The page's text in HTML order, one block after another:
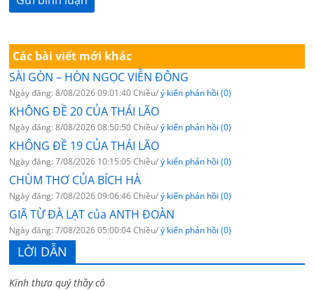
Các bài viết mới khác
SÀI GÒN – HÒN NGỌC VIỄN ĐÔNG
Ngày đăng: 8/08/2026 09:01:40 Chiều/ý kiến phản hồi (0)
KHÔNG ĐỀ 20 CỦA THÁI LÃO
Ngày đăng: 8/08/2026 08:50:50 Chiều/ý kiến phản hồi (0)
KHÔNG ĐỀ 19 CỦA THÁI LÃO
Ngày đăng: 7/08/2026 10:15:05 Chiều/ý kiến phản hồi (0)
CHÙM THƠ CỦA BÍCH HÀ
Ngày đăng: 7/08/2026 09:06:46 Chiều/ý kiến phản hồi (0)
GIÃ TỪ ĐÀ LẠT của ANTH ĐOÀN
Ngày đăng: 7/08/2026 05:00:04 Chiều/ý kiến phản hồi (0)
LỜI DẪN
Kính thưa quý thầy cô